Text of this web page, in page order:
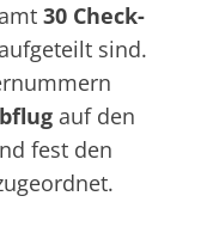
30 Check-
sind.
auf den
fest den